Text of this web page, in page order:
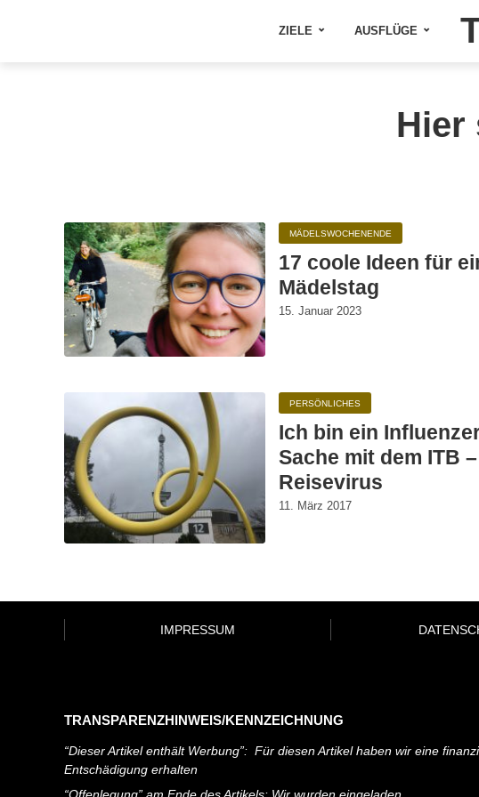
ZIELE AUSFLÜGE
Hier
MÄDELSWOCHENENDE
17 coole Ideen für
Mädelstag
15. Januar 2023
PERSÖNLICHES
Ich bin ein
Sache mit dem ITB –
Reisevirus
11. März 2017
IMPRESSUM
TRANSPARENZHINWEIS/KENNZEICHNUNG
“Dieser Artikel enthält Werbung”: Für diesen Artikel haben wir eine
Entschädigung erhalten